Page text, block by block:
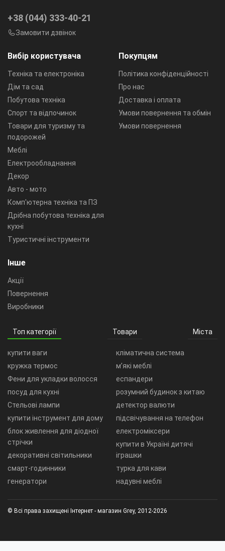
Вибір користувача
Техніка та електроніка
Дім та сад
Побутова техніка
Спорт та відпочинок
Товари для туризму та
подорожей
Меблі
Електрообладнання
Декор
Авто - мото
Комп'ютерна техніка та ПЗ
Дрібна побутова техніка для
кухні
Туристичні інструменти
Покупцям
Політика конфіденційності
Про нас
Доставка і оплата
Умови повернення та обмін
Умови повернення
Інше
Акції
Повернення
Виробники
+38 (044) 333-40-21
Замовити дзвінок
Топ категорії Товари Міста
купити ваги
кружка термос
Фени для укладки волосся
посуд для кухні
Стельові лампи
купити інструмент для дому
блок живлення для діодної
стрічки
декоративні світильники
смарт-годинники
генератори
кліматична система
м’які меблі
еспандери
розумний будинок з китаю
детектор валюти
підсвічування на телефон
електроміксери
купити в Україні дитячі
іграшки
турка для кави
надувні меблі
© Всі права захищені Інтернет - магазин Grey, 2012-2026